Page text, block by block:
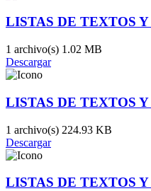
LISTAS DE TEXTOS
1 archivo(s) 1.02 MB
Descargar
LISTAS DE TEXTOS
1 archivo(s) 224.93 KB
Descargar
LISTAS DE TEXTOS